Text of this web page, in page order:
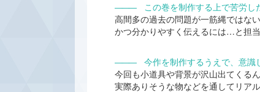
―――この巻を制作する上で苦労し
高間多の過去の問題が一筋縄ではな
かつ分かりやすく伝えるには…と担
―――今作を制作するうえで、意識
今回も小道具や背景が沢山出てくるん
実際ありそうな物などを通してリア